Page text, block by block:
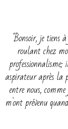
"Bonsoir, je
roulant chez
aspirateur après la
entre nous,
m'ont prévenu